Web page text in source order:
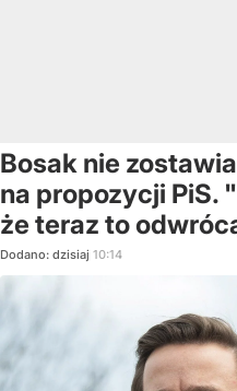
Bosak nie
na propozycji PiS.
że teraz to
Dodano: dzisiaj 10:14